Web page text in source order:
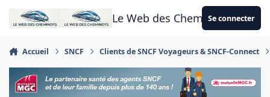
Aller au contenu
Le Web des CheminotsSe connecter
Accueil SNCF Clients de SNCF Voyageurs & SNCF-Connect